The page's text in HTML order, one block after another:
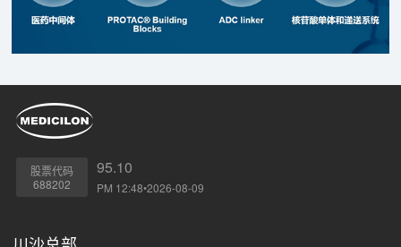
股票代码
688202
95.10
PM 12:48•2026-08-09